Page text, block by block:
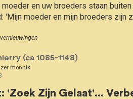
en uw broeders staan
'Mijn moeder en mijn broeders zijn
(ca 1085-1148)
monnik
'Zoek Zijn Gelaat'...